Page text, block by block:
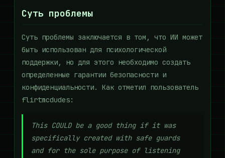
Суть проблемы
Суть проблемы заключается в том, что ИИ может
быть использован для психологической
поддержки, но для этого необходимо создать
определенные гарантии безопасности и
конфиденциальности. Как отметил пользователь
flirtmcdudes:
This COULD be a good thing if it was
specifically created with safe guards
and for the sole purpose of listening